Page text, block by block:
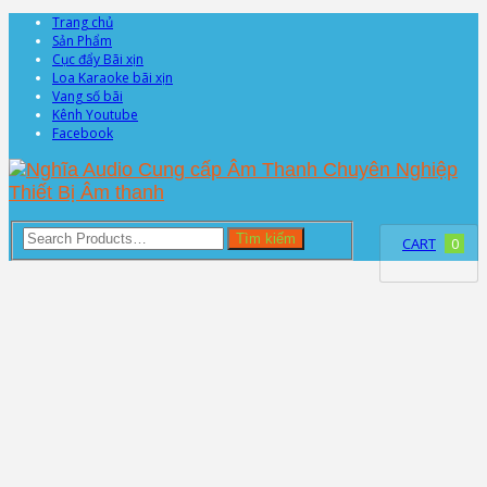
Trang chủ
Sản Phẩm
Cục đẩy Bãi xịn
Loa Karaoke bãi xịn
Vang số bãi
Kênh Youtube
Facebook
CART 0
Tìm kiếm